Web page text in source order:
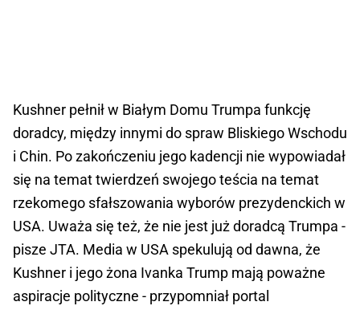
Kushner pełnił w Białym Domu Trumpa funkcję
doradcy, między innymi do spraw Bliskiego Wschodu
i Chin. Po zakończeniu jego kadencji nie wypowiadał
się na temat twierdzeń swojego teścia na temat
rzekomego sfałszowania wyborów prezydenckich w
USA. Uważa się też, że nie jest już doradcą Trumpa -
pisze JTA. Media w USA spekulują od dawna, że
Kushner i jego żona Ivanka Trump mają poważne
aspiracje polityczne - przypomniał portal